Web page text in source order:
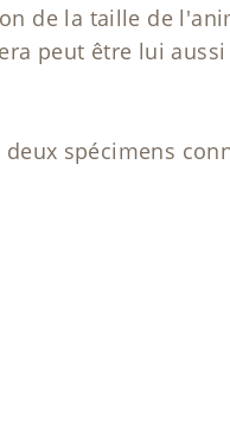
de la taille de
peut être lui
spécimens